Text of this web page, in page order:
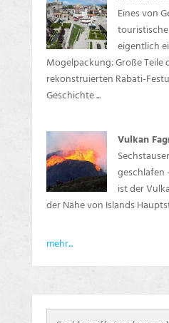
Eines von
eigentlich
Mogelpackung: Große Teile
rekonstruierten Rabati-
Geschichte ...
Vulkan
geschlafen
ist der
der Nähe von Islands
mehr...